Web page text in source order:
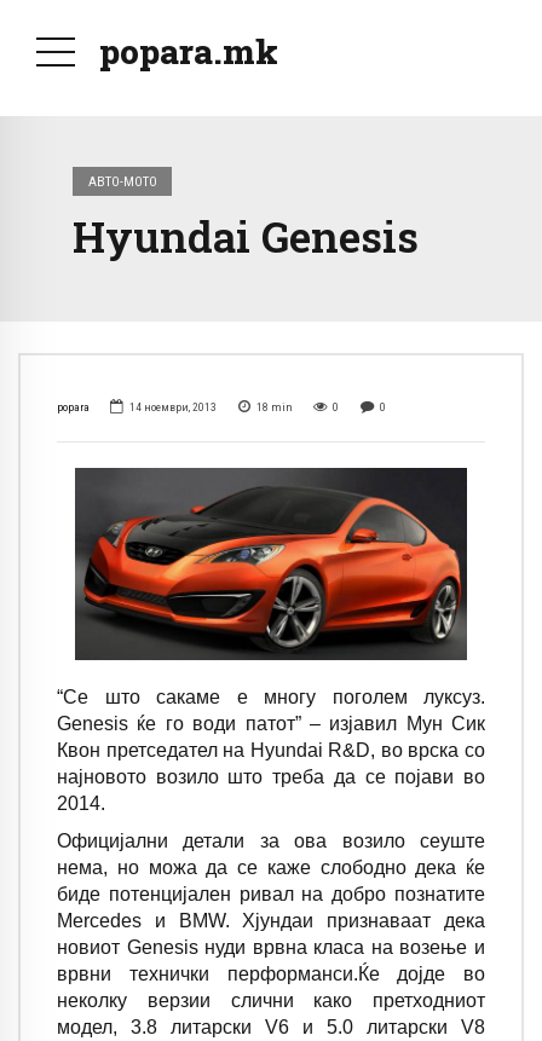
popara.mk
АВТО-МОТО
Hyundai Genesis
popara 14 ноември, 2013 18 min 0 0
“Се што сакаме е многу поголем луксуз.
Genesis ќе го води патот”– изјавил Мун Сик
Квон претседател на Hyundai R&D, во врска со
најновото возило што треба да се појави во
2014.
Официјални детали за ова возило сеуште
нема, но можа да се каже слободно дека ќе
биде потенцијален ривал на добро познатите
Mercedes и BMW. Хјундаи признаваат дека
новиот Genesis нуди врвна класа на возење и
врвни технички перформанси.Ќе дојде во
неколку верзии слични како претходниот
модел, 3.8 литарски V6 и 5.0 литарски V8